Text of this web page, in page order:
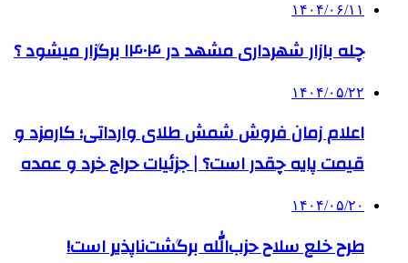
۱۴۰۴/۰۶/۱۱
چله بازار شهرداری مشهد در ۱۴۰۴ برگزار میشود ؟
۱۴۰۴/۰۵/۲۲
اعلام زمان فروش شمش طلای وارداتی؛ کارمزد و
قیمت پایه چقدر است؟ | جزئیات حراج خرد و عمده
۱۴۰۴/۰۵/۲۰
طرح خلع سلاح حزب‌الله برگشت‌ناپذیر است!